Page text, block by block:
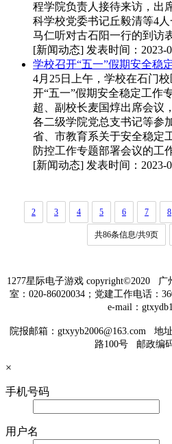
程学院负责人接待来访，出
科学校党委书记丘毅清等4
马仁听对古石阳一行的到访
[新闻动态] 发表时间：2023-
学校召开“五一”假期安全稳
4月25日上午，学校在石门
开“五一”假期安全稳定工作
超、副校长麦国焞出席会议
各二级学院党总支书记等参
省、市教育系关于安全稳定
防控工作专题部署会议的工
[新闻动态] 发表时间：2023-
2 3 4 5 6 7 8
共86条信息/共9页
1277星际电子游戏 copyright©2020
室：020-86020034；党建工作电话：
e-mail：
院报邮箱： gtxyyb2006@163.com
地
路100号邮政编码
×
手机号码
用户名